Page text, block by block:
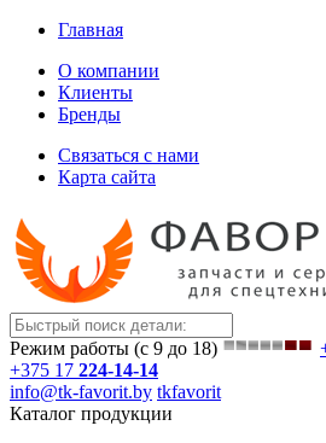
Главная
О компании
Клиенты
Бренды
Связаться с нами
Карта сайта
Режим работы (с 9 до 18)
+375 17 224-14-14
info@tk-favorit.by tkfavorit
Каталог продукции